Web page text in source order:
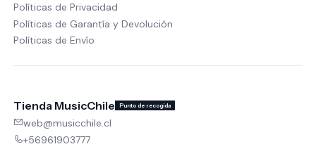
Políticas de Privacidad
Políticas de Garantía y Devolución
Políticas de Envío
Tienda MusicChile Punto de recogida
web@musicchile.cl
+56961903777